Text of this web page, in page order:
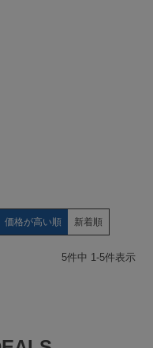
価格が高い順 新着順
5件中 1-5件表示